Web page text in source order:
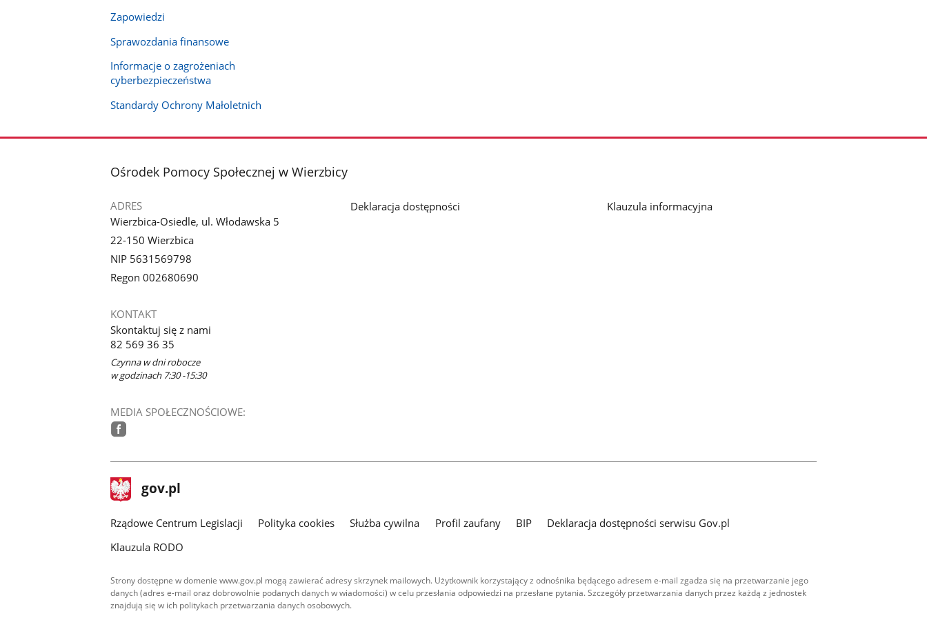
Zapowiedzi
Sprawozdania finansowe
Informacje o zagrożeniach
cyberbezpieczeństwa
Standardy Ochrony Małoletnich
stopka
Ośrodek Pomocy Społecznej w Wierzbicy
ADRES
Wierzbica-Osiedle, ul. Włodawska 5
22-150 Wierzbica
NIP 5631569798
Regon 002680690
KONTAKT
Skontaktuj się z nami
82 569 36 35
Czynna w dni robocze
w godzinach 7:30 -15:30
MEDIA SPOŁECZNOŚCIOWE:
Deklaracja dostępności Klauzula informacyjna
stopka
gov.pl Strona
gov.pl
Rządowe Centrum Legislacji Polityka cookies Służba cywilna Profil zaufany BIP
Deklaracja dostępności serwisu Gov.pl
Klauzula RODO
Strony dostępne w domenie www.gov.pl mogą zawierać adresy skrzynek mailowych. Użytkownik korzystający z odnośnika będącego adresem e-mail zgadza się na przetwarzanie jego
danych (adres e-mail oraz dobrowolnie podanych danych w wiadomości) w celu przesłania odpowiedzi na przesłane pytania. Szczegóły przetwarzania danych przez każdą z jednostek
znajdują się w ich politykach przetwarzania danych osobowych.